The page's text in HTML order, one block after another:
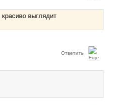
выглядит
Ответить